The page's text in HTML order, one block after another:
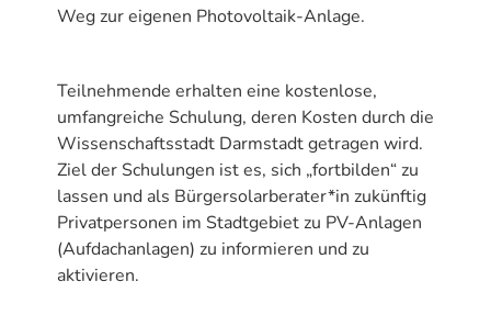
Weg zur eigenen Photovoltaik-Anlage.
Teilnehmende erhalten eine kostenlose,
umfangreiche Schulung, deren Kosten durch die
Wissenschaftsstadt Darmstadt getragen wird.
Ziel der Schulungen ist es, sich „fortbilden“ zu
lassen und als Bürgersolarberater*in zukünftig
Privatpersonen im Stadtgebiet zu PV-Anlagen
(Aufdachanlagen) zu informieren und zu
aktivieren.